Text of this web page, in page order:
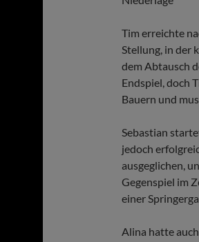
Tim erreichte
Stellung, in der
dem Abtausch
Endspiel, doch
Bauern und
Sebastian
jedoch
ausgeglichen,
Gegenspiel im
einer
Alina hatte